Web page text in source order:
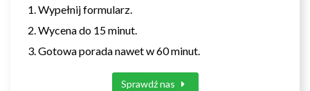
Wypełnij formularz.
Wycena do 15 minut.
Gotowa porada nawet w 60 minut.
Sprawdź nas